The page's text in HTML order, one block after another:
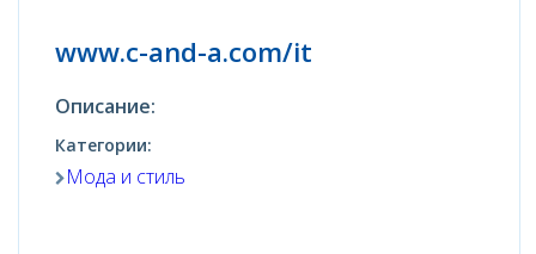
www.c-and-a.com/it
Описание:
Категории:
Мода и стиль